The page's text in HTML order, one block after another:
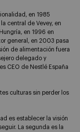
en 1985
central de Vevey, en
en 1996 en
general, en 2003 pasa
de alimentación fuera
delegado y
CEO de Nestlé España
culturas sin perder los
es establecer la visión
La segunda es la